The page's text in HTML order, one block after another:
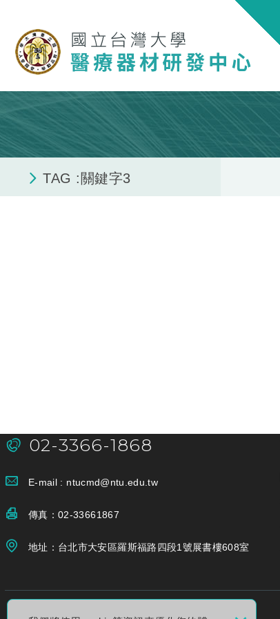
TAG :關鍵字3
02-3366-1868
E-mail : ntucmd@ntu.edu.tw
傳真：02-33661867
地址：台北市大安區羅斯福路四段1號展書樓608室